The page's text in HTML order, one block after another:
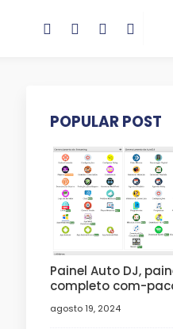
POPULAR POST
Painel Auto DJ,
completo com-
agosto 19, 2024